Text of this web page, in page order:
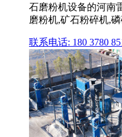
石磨粉机设备的河南
磨粉机,矿石粉碎机,
联系电话: 180 3780